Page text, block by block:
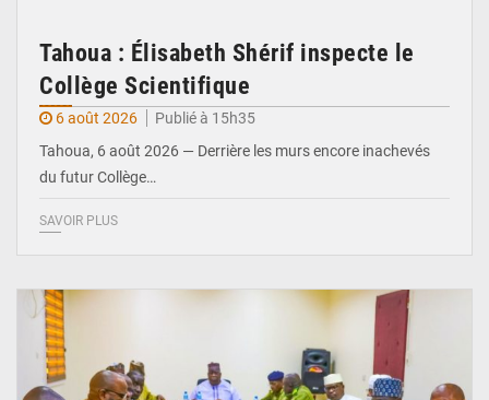
Tahoua : Élisabeth Shérif inspecte le
Collège Scientifique
6 août 2026
Publié à 15h35
Tahoua, 6 août 2026 — Derrière les murs encore inachevés
du futur Collège…
SAVOIR PLUS